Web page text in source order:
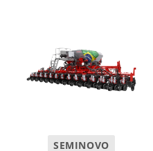
SEMINOVO